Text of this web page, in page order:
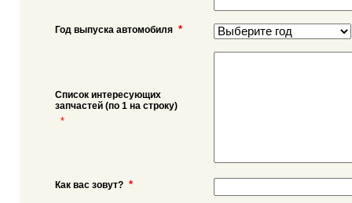
Год выпуска автомобиля *
Список интересующих
запчастей (по 1 на строку)
*
Как вас зовут? *